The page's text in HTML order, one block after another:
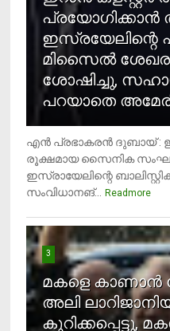
പ്രയോഗിക്കാന്‍
ഇസ്രയേലിന്റെ
മിസൈല്‍
ശോഷിച്ചു,
പറയാതെ
എന്‍ പ്രഭാകരന്‍ ദുബായ് :
രൂക്ഷമായ സൈനിക
ഇസ്രായേലിന്റെ
സംവിധാനങ്...
Readmore
3
മകളെ കാണാന്‍
അലി
കുറിക്കപ്പെട്ടു,